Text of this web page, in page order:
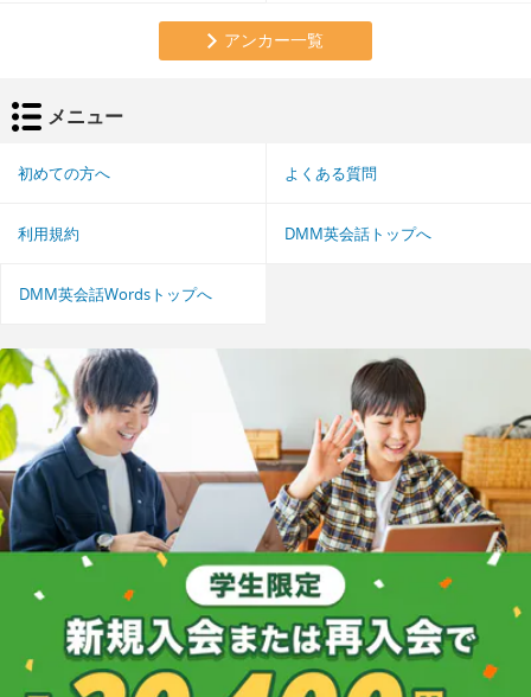
アンカー一覧
メニュー
初めての方へ よくある質問
利用規約 DMM英会話トップへ
DMM英会話Wordsトップへ